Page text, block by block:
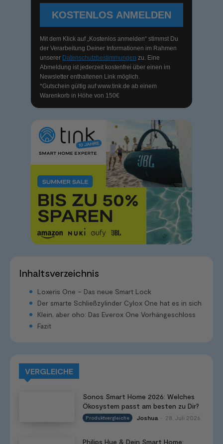
KOSTENLOS ANMELDEN
Mit dem Klick auf „Kostenlos anmelden“ stimmst Du
der Verarbeitung Deiner Informationen im Rahmen
unserer Datenschutzbestimmungen zu. Eine
Abmeldung ist jederzeit kostenfrei über einen im
Newsletter enthaltenen Link möglich.
*Gutschein gültig aufwww.tink.de ab einem
Warenkorb in Höhe von 150€
Inhaltsverzeichnis
Loxeris One – Das neue Smart Lock
Der smarte Schließzylinder Cylox One hat es in sich
Klein, aber oho: Das Everox One Vorhängeschloss
Fazit
VERGLEICHE
Sonos Smart Home 2026: Welches
Ökosystem passt am besten zu Dir?
Produktvergleiche Joshua 28. Juli 2026
Philips Hue & Dein Smart Home: